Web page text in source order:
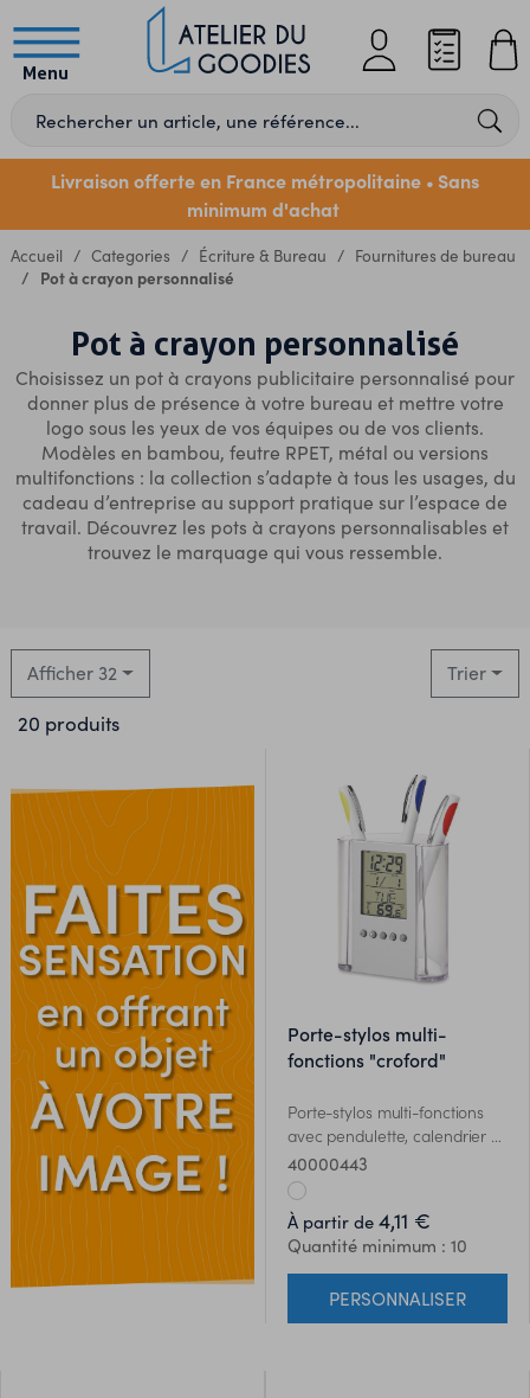
Menu
Livraison offerte en France métropolitaine • Sans
minimum d'achat
Accueil Categories Écriture & Bureau
Fournitures de bureau
Pot à crayon personnalisé
Pot à crayon personnalisé
Choisissez un pot à crayons publicitaire personnalisé pour
donner plus de présence à votre bureau et mettre votre
logo sous les yeux de vos équipes ou de vos clients.
Modèles en bambou, feutre RPET, métal ou versions
multifonctions : la collection s’adapte à tous les usages, du
cadeau d’entreprise au support pratique sur l’espace de
travail. Découvrez les pots à crayons personnalisables et
trouvez le marquage qui vous ressemble.
Afficher 32 Trier
20 produits
porte-stylos multi-
fonctions "croford"
Porte-stylos multi-fonctions
avec pendulette, calendrier et
thermomètre.
40000443
À partir de 4,11 €
Quantité minimum : 10
PERSONNALISER